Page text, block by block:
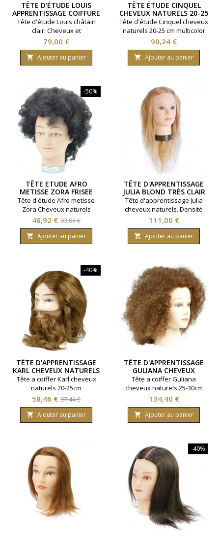
TÊTE D'ÉTUDE LOUIS
APPRENTISSAGE COIFFURE
Tête d'étude Louis châtain
clair. Cheveux et
barbes 100% naturels.
Densité 180 à 250 cheveux
par cm2. Longueur 15 à
20 centimètres.
Prix
79,00 €
 Ajouter au panier
TÊTE ÉTUDE CINQUEL
CHEVEUX NATURELS 20-25
CM MULTICOLOR
Tête d'étude Cinquel cheveux
naturels 20-25 cm multicolor
Prix
90,24 €
 Ajouter au panier
-50%
TÊTE ETUDE AFRO
METISSE ZORA FRISEE
CHEVEUX NATURELS
20/25CM
Tête d'étude Afro metisse
Zora Cheveux naturels
coloris bruns frisés avec de
la permanente à l’acide
thyoglicolique. Densité
standard. Longueur 20/25 cm.
Prix
46,92 € Prix
de
base
93,84 €
 Ajouter au panier
TÊTE D'APPRENTISSAGE
JULIA BLOND TRÈS CLAIR
Tête d'apprentissage Julia
cheveux naturels. Densité
standard. Longueur de
cheveux 30/35 cm. Coloris
Blond très clair.
Prix
111,00 €
 Ajouter au panier
-40%
TÊTE D'APPRENTISSAGE
KARL CHEVEUX NATURELS
Tête a coiffer Karl cheveux
naturels 20-25cm
Prix
58,46 € Prix
de
base
97,44 €
 Ajouter au panier
TÊTE D'APPRENTISSAGE
GULIANA CHEVEUX
NATURELS
Tête a coiffer Guliana
cheveux naturels 25-30cm
Prix
134,40 €
 Ajouter au panier
-40%